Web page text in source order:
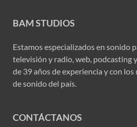
BAM STUDIOS
Estamos especializados en sonido
televisión y radio, web, podcasting
de 39 años de experiencia y con
de sonido del país.
CONTÁCTANOS